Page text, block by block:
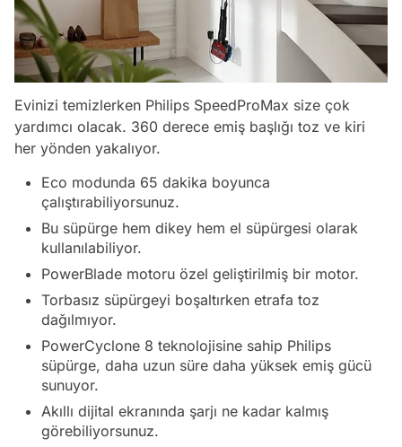
Evinizi temizlerken Philips SpeedProMax size çok
yardımcı olacak. 360 derece emiş başlığı toz ve kiri
her yönden yakalıyor.
Eco modunda 65 dakika boyunca
çalıştırabiliyorsunuz.
Bu süpürge hem dikey hem el süpürgesi olarak
kullanılabiliyor.
PowerBlade motoru özel geliştirilmiş bir motor.
Torbasız süpürgeyi boşaltırken etrafa toz
dağılmıyor.
PowerCyclone 8 teknolojisine sahip Philips
süpürge, daha uzun süre daha yüksek emiş gücü
sunuyor.
Akıllı dijital ekranında şarjı ne kadar kalmış
görebiliyorsunuz.